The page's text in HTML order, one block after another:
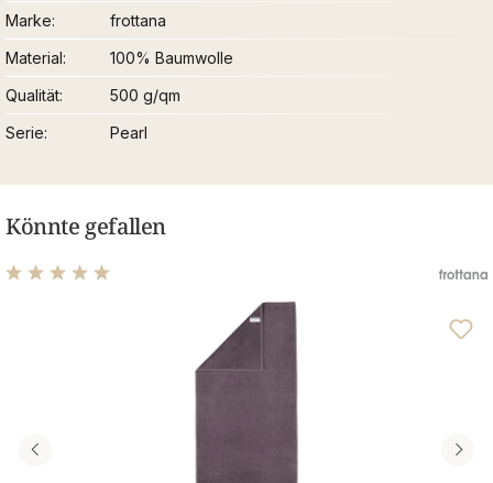
Marke
frottana
Material
100% Baumwolle
Qualität
500 g/qm
Serie
Pearl
Könnte gefallen
Durchschnittliche Bewertung von 4.9 von 5 Sternen